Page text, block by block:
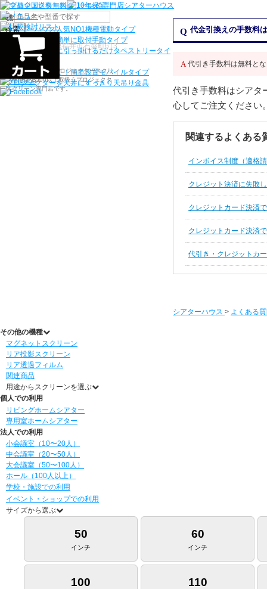
検索 代金引換えの手数料
代引き手数料は無料と
代引き手数料はシアタ
心してご注文ください
関連するよくある
インボイス制度（適格
クレジット決済に失敗
クレジットカード決済
クレジットカード決済
代引き・クレジットカ
シアターハウス > よくある
機種から選ぶ
シアターハウス人気NO1機種電動タイプ
電源工事なしで簡単に取付手動タイプ
ネジ付きフックに引っ掛けるだけタペストリータイ
持ち運びらくらく！簡単設置モバイルタイプ
プロジェクターを天井にすっきり 天吊り金具
その他の機種
マグネットスクリーン
リア投影スクリーン
リア透過フィルム
関連商品
用途からスクリーンを選ぶ
個人での利用
リビングホームシアター
専用室ホームシアター
法人での利用
小会議室（10〜20人）
中会議室（20〜50人）
大会議室（50〜100人）
ホール（100人以上）
学校・施設での利用
イベント・ショップでの利用
サイズから選ぶ
50
インチ
60
インチ
100 110
〒910-0122 福井県福井市石盛町613
シアターハウスは、プロジェクタースクリ
ーンを全部で500以上取扱うプロジェクタ
ースクリーン専門店です。